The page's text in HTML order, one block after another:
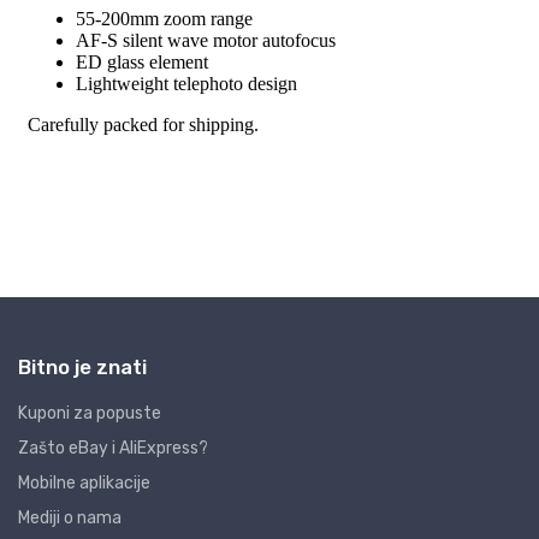
Bitno je znati
Kuponi za popuste
Zašto eBay i AliExpress?
Mobilne aplikacije
Mediji o nama